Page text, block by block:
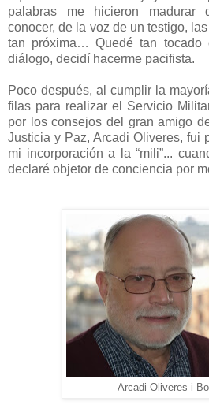
palabras me hicieron madurar
conocer, de la voz de un testigo,
tan próxima… Quedé tan tocado
diálogo, decidí hacerme pacifista.
Poco después, al cumplir la
filas para realizar el Servicio
por los consejos del gran amigo
Justicia y Paz, Arcadi Oliveres, fui
mi incorporación a la “mili”...
declaré objetor de conciencia por
Arcadi Oliveres i